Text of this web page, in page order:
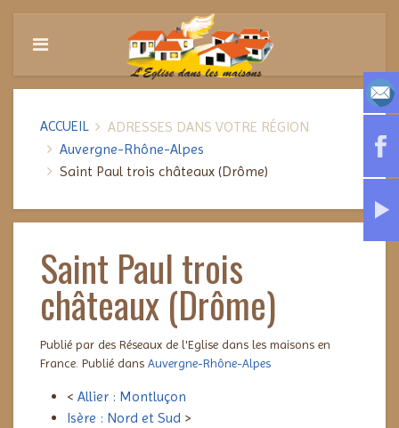
ACCUEIL
ADRESSES DANS VOTRE RÉGION
Auvergne-Rhône-Alpes
Saint Paul trois châteaux (Drôme)
Saint Paul trois
châteaux (Drôme)
Publié par des Réseaux de l'Eglise dans les maisons en
France. Publié dans Auvergne-Rhône-Alpes
< Allier : Montluçon
Isère : Nord et Sud >